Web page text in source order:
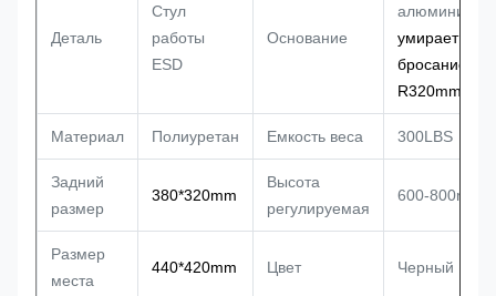
Деталь
Стул
работы
ESD
Основание
алюминий
умирает
бросание,
R320mm
Материал Полиуретан Емкость веса 300LBS
Задний
размер
380*320mm
Высота
регулируемая
600-800mm
Размер
места
440*420mm Цвет Черный